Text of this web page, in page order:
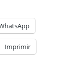
Imprimir